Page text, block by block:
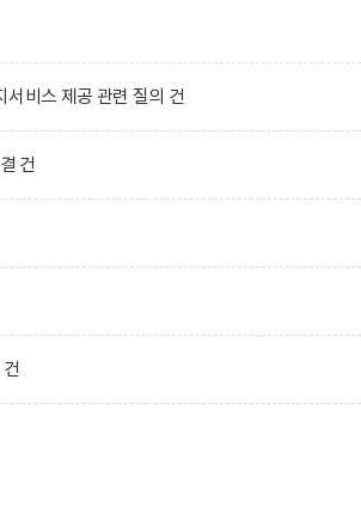
비스 제공 관련 질의 건
건